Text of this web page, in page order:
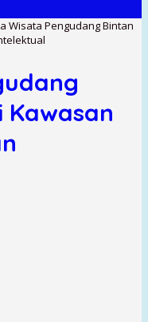
Wisata Pengudang Bintan
Kawasan